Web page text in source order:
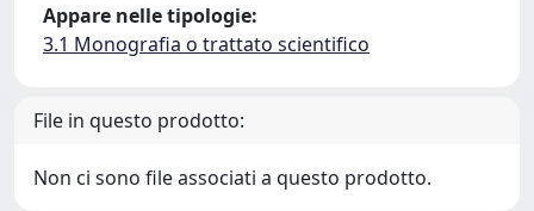
Appare nelle tipologie:
3.1 Monografia o trattato scientifico
File in questo prodotto:
Non ci sono file associati a questo prodotto.